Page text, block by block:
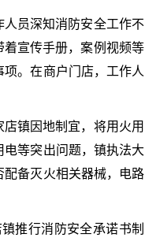
人员深知消防安全工作不
着宣传手册，案例视频等
。在商户门店，工作人
镇因地制宜，将用火用
等突出问题，镇执法大
配备灭火相关器械，电路
推行消防安全承诺书制